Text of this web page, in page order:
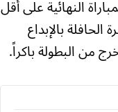
النهائية على أقل
بالإبداع
من البطولة باكراً.